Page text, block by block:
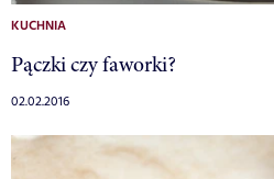
KUCHNIA
Pączki czy faworki?
02.02.2016